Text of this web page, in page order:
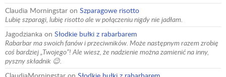
Claudia Morningstar on Szparagowe risotto
Lubię szparagi, lubię risotto ale w połączeniu nigdy nie jadłam.
Jagodzianka on Słodkie bułki z rabarbarem
Rabarbar ma swoich fanów i przeciwników. Może następnym razem zrobię
coś bardziej „Twojego”! Ale wiesz, że nadzienie można zamienić na inny,
pyszny składnik 😉.